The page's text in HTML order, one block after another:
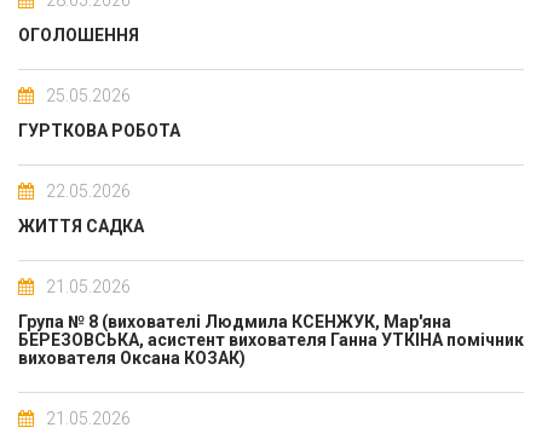
ОГОЛОШЕННЯ
25.05.2026
ГУРТКОВА РОБОТА
22.05.2026
ЖИТТЯ САДКА
21.05.2026
Група № 8 (вихователі Людмила КСЕНЖУК, Мар'яна
БЕРЕЗОВСЬКА, асистент вихователя Ганна УТКІНА помічник
вихователя Оксана КОЗАК)
21.05.2026